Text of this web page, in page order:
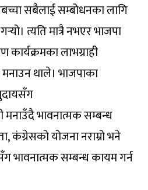
सबैलाई सम्बोधनका लागि
त्यति मात्रै नभएर भाजपा
लाभग्राही
थाले। भाजपाका
मनाउँदै भावनात्मक सम्बन्ध
योजना नराम्रो भने
भावनात्मक सम्बन्ध कायम गर्न